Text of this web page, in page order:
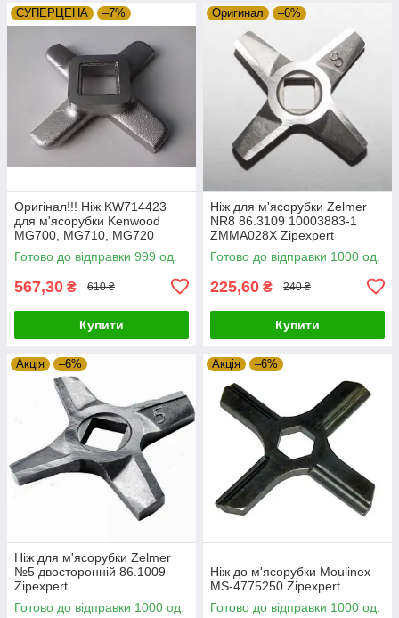
СУПЕРЦЕНА –7%
Оригінал!!! Ніж KW714423
для м'ясорубки Kenwood
MG700, MG710, MG720
Zipexpert
Готово до відправки 999 од.
567,30 ₴ 610 ₴
Купити
Оригинал –6%
Ніж для м'ясорубки Zelmer
NR8 86.3109 10003883-1
ZMMA028X Zipexpert
Готово до відправки 1000 од.
225,60 ₴ 240 ₴
Купити
Акція –6%
Ніж для м'ясорубки Zelmer
№5 двосторонній 86.1009
Zipexpert
Готово до відправки 1000 од.
Акція –6%
Ніж до м'ясорубки Moulinex
MS-4775250 Zipexpert
Готово до відправки 1000 од.